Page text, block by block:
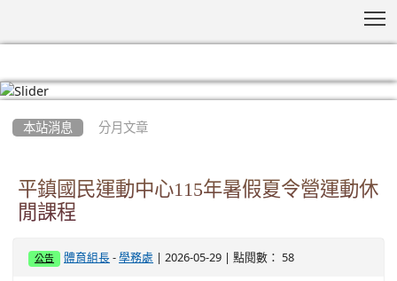
本站消息 分月文章
平鎮國民運動中心115年暑假夏令營運動休
閒課程
公告 體育組長 -學務處 | 2026-05-29 | 點閱數： 58